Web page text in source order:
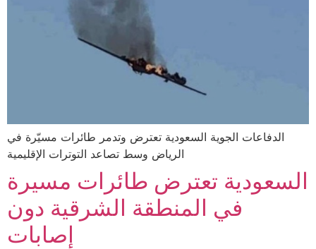
الدفاعات الجوية السعودية تعترض وتدمر طائرات مسيّرة في
الرياض وسط تصاعد التوترات الإقليمية
السعودية تعترض طائرات مسيرة
في المنطقة الشرقية دون
إصابات